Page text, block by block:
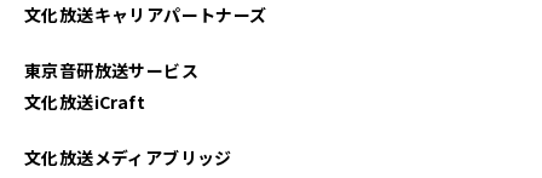
文化放送キャリアパートナーズ
東京音研放送サービス
文化放送iCraft
文化放送メディアブリッジ